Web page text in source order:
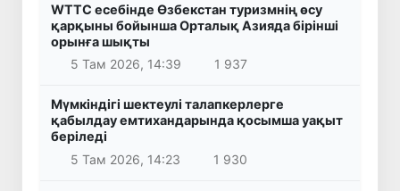
WTTC есебінде Өзбекстан туризмнің өсу
қарқыны бойынша Орталық Азияда бірінші
орынға шықты
5 Там 2026, 14:39
1 937
Мүмкіндігі шектеулі талапкерлерге
қабылдау емтихандарында қосымша уақыт
беріледі
5 Там 2026, 14:23
1 930